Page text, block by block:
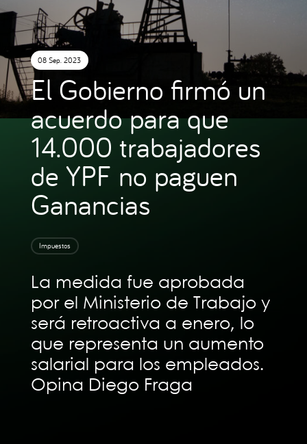
08 Sep. 2023
El Gobierno firmó un
acuerdo para que
14.000 trabajadores
de YPF no paguen
Ganancias
Impuestos
La medida fue aprobada
por el Ministerio de Trabajo y
será retroactiva a enero, lo
que representa un aumento
salarial para los empleados.
Opina Diego Fraga